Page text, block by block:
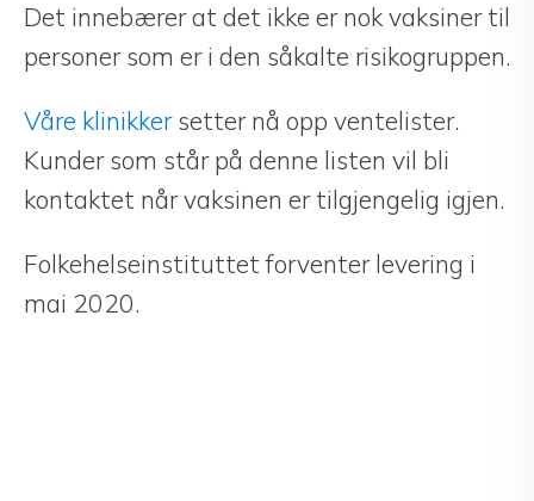
Det innebærer at det ikke er nok vaksiner til
personer som er i den såkalte risikogruppen.
Våre klinikkersetter nå opp ventelister.
Kunder som står på denne listen vil bli
kontaktet når vaksinen er tilgjengelig igjen.
Folkehelseinstituttet forventer levering i
mai 2020.